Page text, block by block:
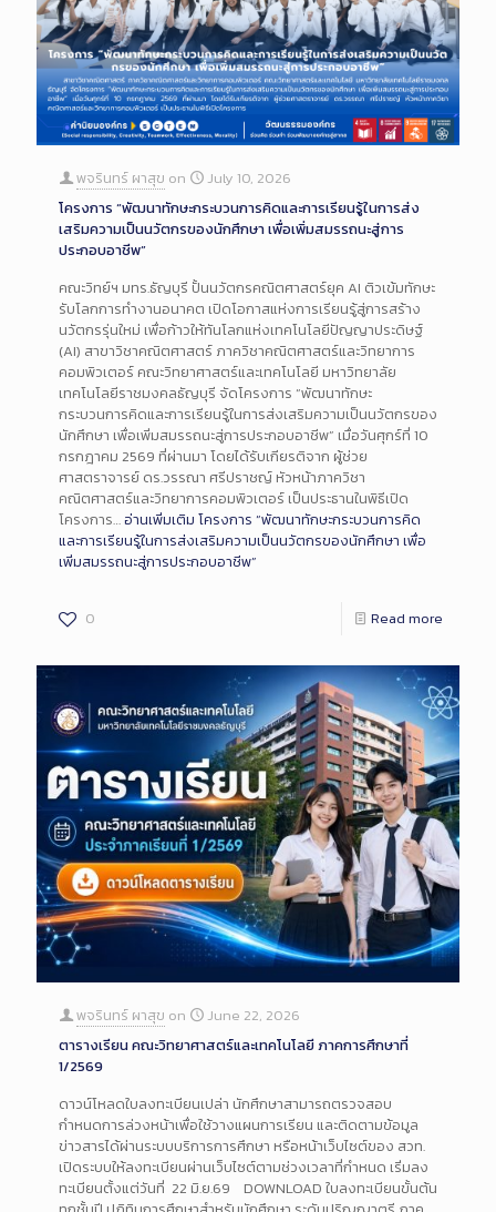
พจรินทร์ ผาสุข on
July 10, 2026
โครงการ “พัฒนาทักษะกระบวนการคิดและการเรียนรู้ในการส่ง
เสริมความเป็นนวัตกรของนักศึกษา เพื่อเพิ่มสมรรถนะสู่การ
ประกอบอาชีพ”
คณะวิทย์ฯ มทร.ธัญบุรี ปั้นนวัตกรคณิตศาสตร์ยุค AI ติวเข้มทักษะ
รับโลกการทำงานอนาคต เปิดโอกาสแห่งการเรียนรู้สู่การสร้าง
นวัตกรรุ่นใหม่ เพื่อก้าวให้ทันโลกแห่งเทคโนโลยีปัญญาประดิษฐ์
(AI) สาขาวิชาคณิตศาสตร์ ภาควิชาคณิตศาสตร์และวิทยาการ
คอมพิวเตอร์ คณะวิทยาศาสตร์และเทคโนโลยี มหาวิทยาลัย
เทคโนโลยีราชมงคลธัญบุรี จัดโครงการ “พัฒนาทักษะ
กระบวนการคิดและการเรียนรู้ในการส่งเสริมความเป็นนวัตกรของ
นักศึกษา เพื่อเพิ่มสมรรถนะสู่การประกอบอาชีพ” เมื่อวันศุกร์ที่ 10
กรกฎาคม 2569 ที่ผ่านมา โดยได้รับเกียรติจาก ผู้ช่วย
ศาสตราจารย์ ดร.วรรณา ศรีปราชญ์ หัวหน้าภาควิชา
คณิตศาสตร์และวิทยาการคอมพิวเตอร์ เป็นประธานในพิธีเปิด
โครงการ…อ่านเพิ่มเติม โครงการ “พัฒนาทักษะกระบวนการคิด
และการเรียนรู้ในการส่งเสริมความเป็นนวัตกรของนักศึกษา เพื่อ
เพิ่มสมรรถนะสู่การประกอบอาชีพ”
0 Read more
พจรินทร์ ผาสุข on
June 22, 2026
ตารางเรียน คณะวิทยาศาสตร์และเทคโนโลยี ภาคการศึกษาที่
1/2569
ดาวน์โหลดใบลงทะเบียนเปล่า นักศึกษาสามารถตรวจสอบ
กำหนดการล่วงหน้าเพื่อใช้วางแผนการเรียน และติดตามข้อมูล
ข่าวสารได้ผ่านระบบบริการการศึกษา หรือหน้าเว็บไซต์ของ สวท.
เปิดระบบให้ลงทะเบียนผ่านเว็บไซต์ตามช่วงเวลาที่กำหนด เริ่มลง
ทะเบียนตั้งแต่วันที่ 22 มิ.ย.69 DOWNLOAD ใบลงทะเบียนขั้นต้น